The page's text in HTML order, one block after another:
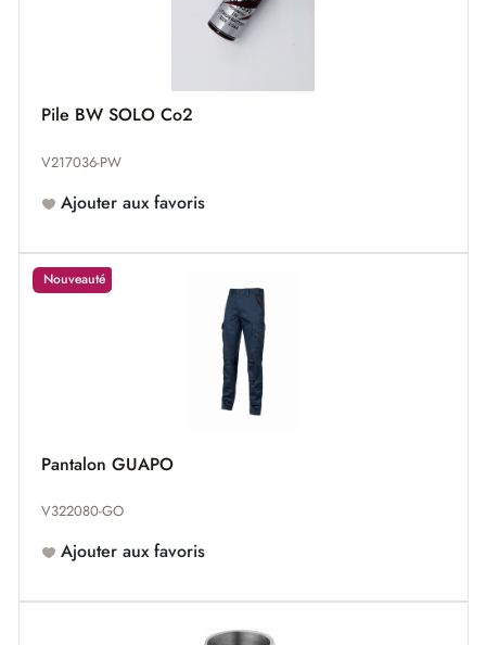
Pile BW SOLO Co2
V217036-PW
Ajouter aux favoris
Nouveauté
Pantalon GUAPO
V322080-GO
Ajouter aux favoris